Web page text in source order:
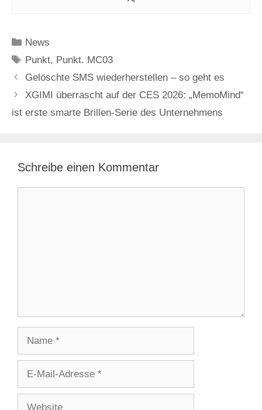
Kategorien
News
Schlagwörter
Punkt, Punkt. MC03
Gelöschte SMS wiederherstellen – so geht es
XGIMI überrascht auf der CES 2026: „MemoMind“
ist erste smarte Brillen-Serie des Unternehmens
Schreibe einen Kommentar
Adresse